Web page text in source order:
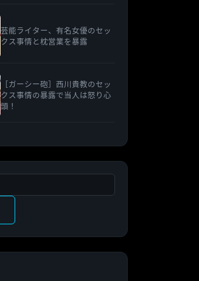
芸能ライター、有名女優のセッ
クス事情と枕営業を暴露
［ガーシー砲］西川貴教のセッ
クス事情の暴露で当人は怒り心
頭！